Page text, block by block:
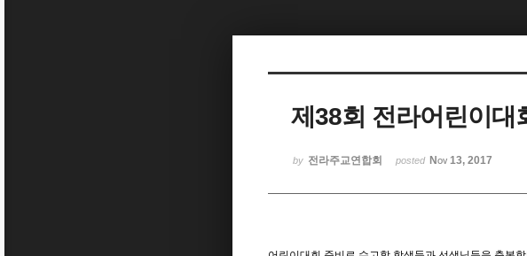
제38회 전라어린이대
by 전라주교연합회 posted Nov 13, 2017
Sketchbook5, 스케치북5
Sketchbook5, 스케치북5